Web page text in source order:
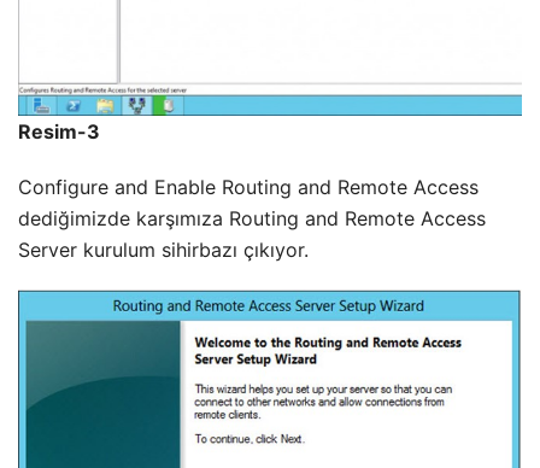
Resim-3
Configure and Enable Routing and Remote Access
dediğimizde karşımıza Routing and Remote Access
Server kurulum sihirbazı çıkıyor.